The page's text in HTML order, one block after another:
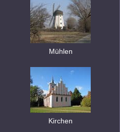
Mühlen
Kirchen